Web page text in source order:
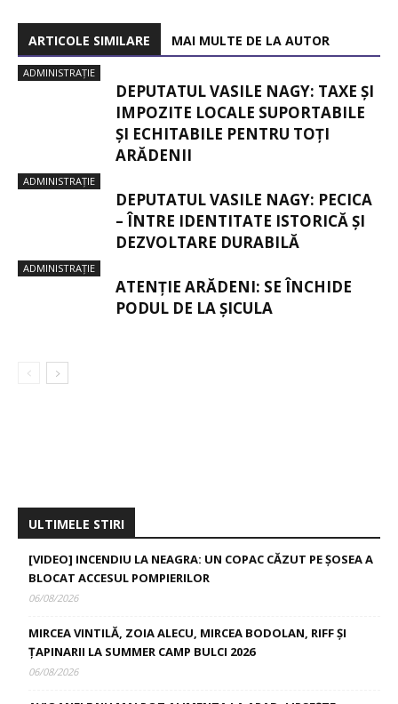
ARTICOLE SIMILARE MAI MULTE DE LA AUTOR
ADMINISTRAȚIE
DEPUTATUL VASILE NAGY: TAXE ȘI
IMPOZITE LOCALE SUPORTABILE
ȘI ECHITABILE PENTRU TOȚI
ARĂDENII
ADMINISTRAȚIE
DEPUTATUL VASILE NAGY: PECICA
– ÎNTRE IDENTITATE ISTORICĂ ȘI
DEZVOLTARE DURABILĂ
ADMINISTRAȚIE
ATENȚIE ARĂDENI: SE ÎNCHIDE
PODUL DE LA ȘICULA
ULTIMELE STIRI
[VIDEO] INCENDIU LA NEAGRA: UN COPAC CĂZUT PE ȘOSEA A
BLOCAT ACCESUL POMPIERILOR
06/08/2026
MIRCEA VINTILĂ, ZOIA ALECU, MIRCEA BODOLAN, RIFF ȘI
ȚAPINARII LA SUMMER CAMP BULCI 2026
06/08/2026